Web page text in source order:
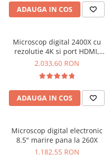
ADAUGA IN COS
Microscop digital 2400X cu
rezolutie 4K si port HDMI,
Hayear HY-1080
2.033,60 RON
ADAUGA IN COS
Microscop digital electronic
8.5" marire pana la 260X
1.182,55 RON